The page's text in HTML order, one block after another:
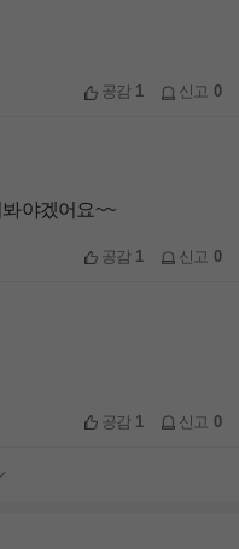
공감 1 신고 0
야겠어요~~
공감 1 신고 0
공감 1 신고 0